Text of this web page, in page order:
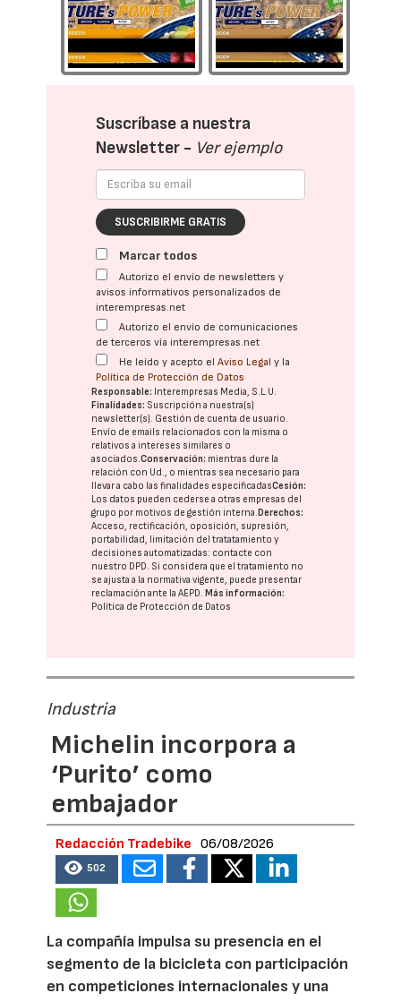
Suscríbase a nuestra
Newsletter - Ver ejemplo
SUSCRIBIRME GRATIS
Marcar todos
Autorizo el envío de newsletters y
avisos informativos personalizados de
interempresas.net
Autorizo el envío de comunicaciones
de terceros vía interempresas.net
He leído y acepto elAviso Legal y la
Política de Protección de Datos
Responsable: Interempresas Media, S.L.U.
Finalidades: Suscripción a nuestra(s)
newsletter(s). Gestión de cuenta de usuario.
Envío de emails relacionados con la misma o
relativos a intereses similares o
asociados.Conservación: mientras dure la
relación con Ud., o mientras sea necesario para
llevar a cabo las finalidades especificadasCesión:
Los datos pueden cederse a otras empresas del
grupo por motivos de gestión interna.Derechos:
Acceso, rectificación, oposición, supresión,
portabilidad, limitación del tratatamiento y
decisiones automatizadas: contacte con
nuestro DPD. Si considera que el tratamiento no
se ajusta a la normativa vigente, puede presentar
reclamación ante laAEPD.Más información:
Política de Protección de Datos
Industria
Michelin incorpora a
‘Purito’ como
embajador
Redacción Tradebike 06/08/2026
502
La compañía impulsa su presencia en el
segmento de la bicicleta con participación
en competiciones internacionales y una